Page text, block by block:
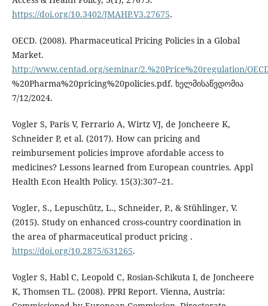
https://doi.org/10.3402/JMAHP.V3.27675.
OECD. (2008). Pharmaceutical Pricing Policies in a Global
Market.
http://www.centad.org/seminar/2.%20Price%20regulation/
%20Pharma%20pricing%20policies.pdf. ხელმისაწვდომია
7/12/2024.
Vogler S, Paris V, Ferrario A, Wirtz VJ, de Joncheere K,
Schneider P, et al. (2017). How can pricing and
reimbursement policies improve afordable access to
medicines? Lessons learned from European countries. Appl
Health Econ Health Policy. 15(3):307–21.
Vogler, S., Lepuschütz, L., Schneider, P., & Stühlinger, V.
(2015). Study on enhanced cross-country coordination in
the area of pharmaceutical product pricing .
https://doi.org/10.2875/631265.
Vogler S, Habl C, Leopold C, Rosian-Schikuta I, de Joncheere
K, Thomsen TL. (2008). PPRI Report. Vienna, Austria: